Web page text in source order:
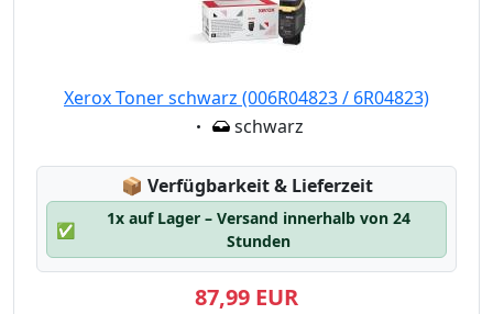
Xerox Toner schwarz (006R04823 / 6R04823)
Eigenschaft:
schwarz
📦 Lagerstatus:
Verfügbarkeit & Lieferzeit
✅
1x auf Lager – Versand innerhalb von 24
Stunden
87,99 EUR